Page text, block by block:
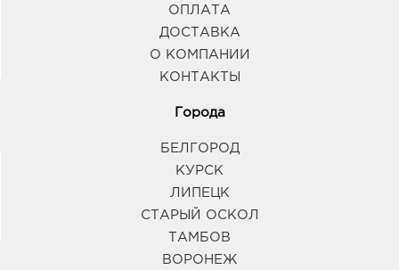
ОПЛАТА
ДОСТАВКА
О КОМПАНИИ
КОНТАКТЫ
Города
БЕЛГОРОД
КУРСК
ЛИПЕЦК
СТАРЫЙ ОСКОЛ
ТАМБОВ
ВОРОНЕЖ